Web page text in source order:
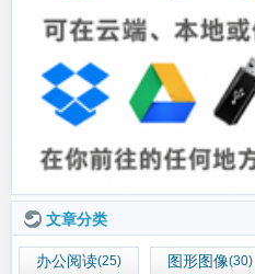
文章分类
办公阅读(25) 图形图像(30)